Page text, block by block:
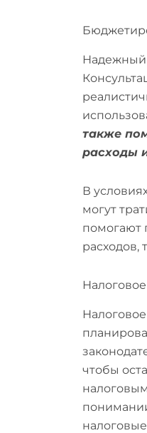
Надежный
также
расходы
В
могут
помогают
чтобы